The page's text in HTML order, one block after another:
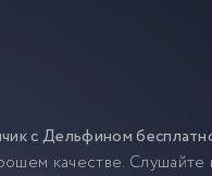
с Дельфином
качестве.